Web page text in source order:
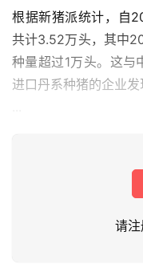
根据新猪派统计，自
共计3.52万头，其中
种量超过1万头。这与
进口丹系种猪的企业发
请